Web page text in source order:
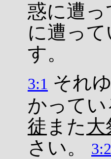
惑に遭
に遭っ
す。
3:1 それ
かって
徒 また大
さい。
3:2